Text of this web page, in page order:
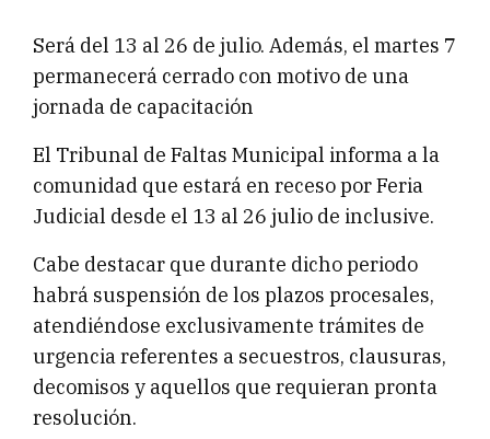
Será del 13 al 26 de julio. Además, el martes 7
permanecerá cerrado con motivo de una
jornada de capacitación
El Tribunal de Faltas Municipal informa a la
comunidad que estará en receso por Feria
Judicial desde el 13 al 26 julio de inclusive.
Cabe destacar que durante dicho periodo
habrá suspensión de los plazos procesales,
atendiéndose exclusivamente trámites de
urgencia referentes a secuestros, clausuras,
decomisos y aquellos que requieran pronta
resolución.